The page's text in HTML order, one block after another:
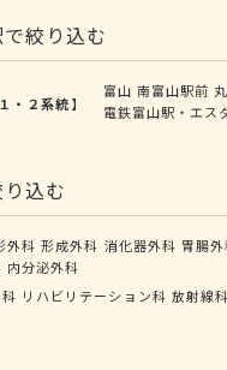
絞り込む
・２系統】
富山 南富山駅前
電鉄富山駅・エス
込む
外科 形成外科 消化器外科 胃腸外
内分泌外科
リハビリテーション科 放射線科